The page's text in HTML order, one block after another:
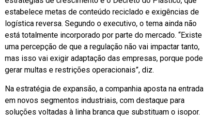
estabelece metas de conteúdo reciclado e exigências de
logística reversa. Segundo o executivo, o tema ainda não
está totalmente incorporado por parte do mercado. “Existe
uma percepção de que a regulação não vai impactar tanto,
mas isso vai exigir adaptação das empresas, porque pode
gerar multas e restrições operacionais”, diz.
Na estratégia de expansão, a companhia aposta na entrada
em novos segmentos industriais, com destaque para
soluções voltadas à linha branca que substituam o isopor.